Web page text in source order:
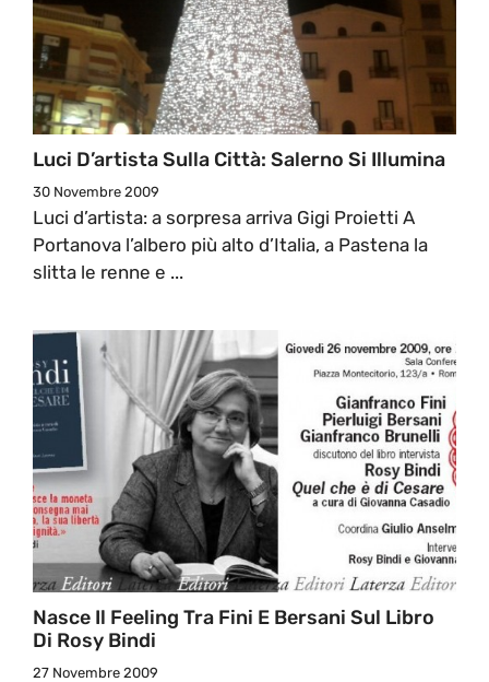
Luci D’artista Sulla Città: Salerno Si Illumina
30 Novembre 2009
Luci d’artista: a sorpresa arriva Gigi Proietti A
Portanova l’albero più alto d’Italia, a Pastena la
slitta le renne e ...
Nasce Il Feeling Tra Fini E Bersani Sul Libro
Di Rosy Bindi
27 Novembre 2009